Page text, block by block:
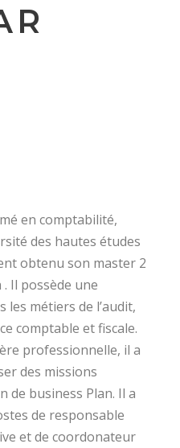
en comptabilité,
des hautes études
obtenu son master 2
Il possède une
les métiers de l’audit,
comptable et fiscale.
professionnelle, il a
des missions
de business Plan. Il a
de responsable
et de coordonateur